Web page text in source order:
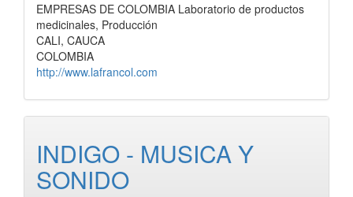
EMPRESAS DE COLOMBIA Laboratorio de productos
medicinales, Producción
CALI, CAUCA
COLOMBIA
http://www.lafrancol.com
INDIGO - MUSICA Y
SONIDO